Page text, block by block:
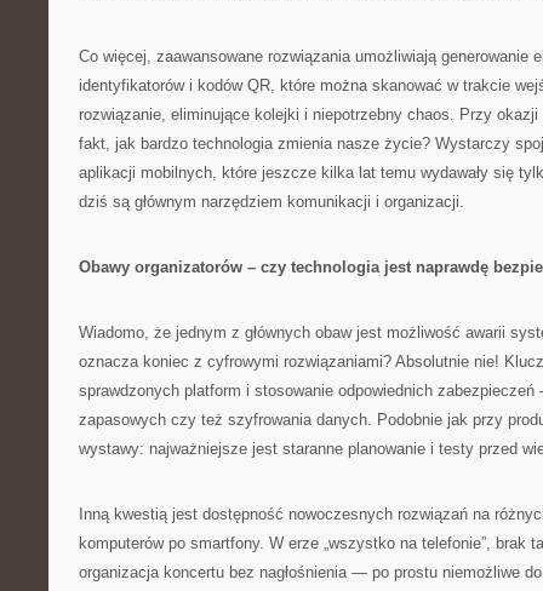
Co więcej, zaawansowane rozwiązania umożliwiają generowanie
identyfikatorów i kodów QR, które można skanować w trakcie
rozwiązanie, eliminujące kolejki i niepotrzebny chaos. Przy
fakt, jak bardzo technologia zmienia nasze życie? Wystarczy
aplikacji mobilnych, które jeszcze kilka lat temu wydawały się
dziś są głównym narzędziem komunikacji i organizacji.
Obawy organizatorów – czy technologia jest naprawdę
Wiadomo, że jednym z głównych obaw jest możliwość awarii
oznacza koniec z cyfrowymi rozwiązaniami? Absolutnie nie!
sprawdzonych platform i stosowanie odpowiednich
zapasowych czy też szyfrowania danych. Podobnie jak przy
wystawy: najważniejsze jest staranne planowanie i testy przed
Inną kwestią jest dostępność nowoczesnych rozwiązań na
komputerów po smartfony. W erze „wszystko na telefonie”, brak
organizacja koncertu bez nagłośnienia — po prostu niemożliwe